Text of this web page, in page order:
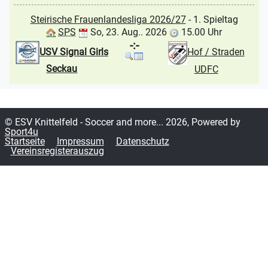
Steirische Frauenlandesliga 2026/27- 1. Spieltag
SPS
So, 23. Aug.. 2026
15.00 Uhr
USV Signal Girls
Seckau
Hof / Straden
UDFC
-:-
© ESV Knittelfeld - Soccer and more... 2026, Powered by
Sport4u
Startseite
Impressum
Datenschutz
Vereinsregisterauszug